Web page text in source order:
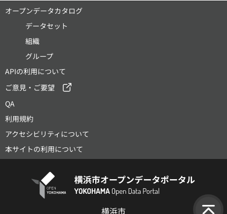
オープンデータカタログ
データセット
組織
グループ
APIの利用について
ご意見・ご要望
QA
利用規約
アクセシビリティについて
本サイトの利用について
横浜市